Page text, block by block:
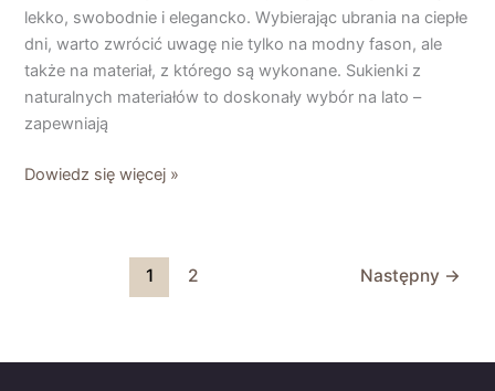
lekko, swobodnie i elegancko. Wybierając ubrania na ciepłe
dni, warto zwrócić uwagę nie tylko na modny fason, ale
także na materiał, z którego są wykonane. Sukienki z
naturalnych materiałów to doskonały wybór na lato –
zapewniają
Dowiedz się więcej »
1 2 Następny →